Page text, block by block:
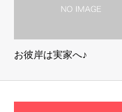
お彼岸は実家へ♪